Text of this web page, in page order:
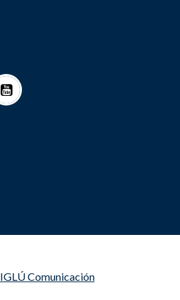
IGLÚ Comunicación